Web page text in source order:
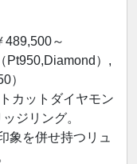
489,500～
Pt950,Diamond）,
）
カットダイヤモン
ジリング。
象を併せ持つリュ